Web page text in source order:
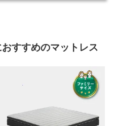
すすめのマットレス